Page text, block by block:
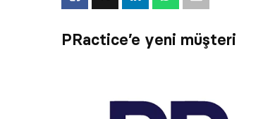
PRactice’e yeni müşteri